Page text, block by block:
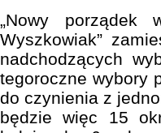
„Nowy porządek
Wyszkowiak”
nadchodzących
tegoroczne wybory
do czynienia z
będzie więc 15